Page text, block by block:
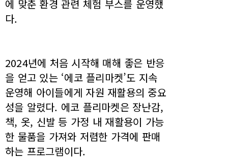
에 맞춘 환경 관련 체험 부스를 운영했
다.
2024년에 처음 시작해 매해 좋은 반응
을 얻고 있는 ‘에코 플리마켓’도 지속
운영해 아이들에게 자원 재활용의 중요
성을 알렸다. 에코 플리마켓은 장난감,
책, 옷, 신발 등 가정 내 재활용이 가능
한 물품을 가져와 저렴한 가격에 판매
하는 프로그램이다.